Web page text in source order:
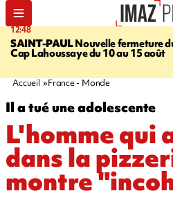
12:48
SAINT-PAULNouvelle fermeture
Cap Lahoussaye du 10 au 15 août
Accueil France - Monde
Il a tué une adolescente
L'homme qui
dans la
montre